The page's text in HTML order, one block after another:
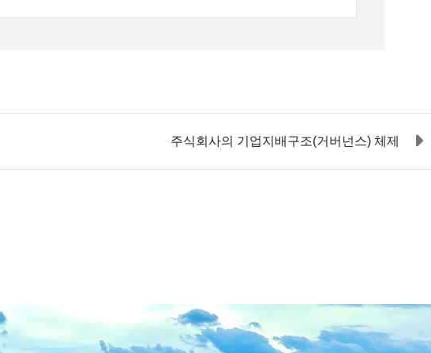
주식회사의 기업지배구조(거버넌스) 체제